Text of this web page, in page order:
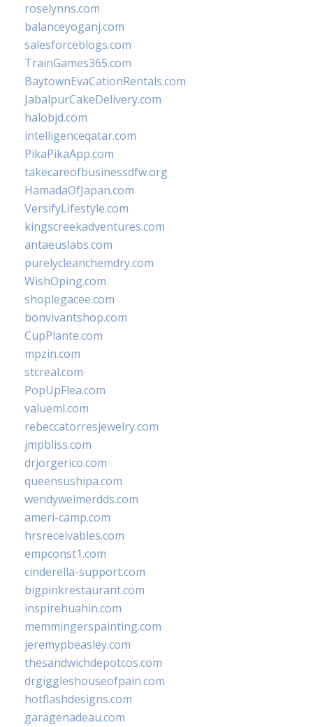
roselynns.com
balanceyoganj.com
salesforceblogs.com
TrainGames365.com
BaytownEvaCationRentals.com
JabalpurCakeDelivery.com
halobjd.com
intelligenceqatar.com
PikaPikaApp.com
takecareofbusinessdfw.org
HamadaOfJapan.com
VersifyLifestyle.com
kingscreekadventures.com
antaeuslabs.com
purelycleanchemdry.com
WishOping.com
shoplegacee.com
bonvivantshop.com
CupPlante.com
mpzin.com
stcreal.com
PopUpFlea.com
valueml.com
rebeccatorresjewelry.com
jmpbliss.com
drjorgerico.com
queensushipa.com
wendyweimerdds.com
ameri-camp.com
hrsreceivables.com
empconst1.com
cinderella-support.com
bigpinkrestaurant.com
inspirehuahin.com
memmingerspainting.com
jeremypbeasley.com
thesandwichdepotcos.com
drgiggleshouseofpain.com
hotflashdesigns.com
garagenadeau.com